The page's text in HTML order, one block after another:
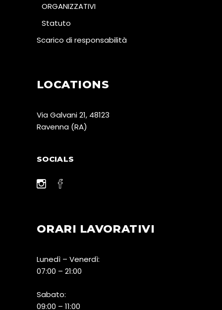
ORGANIZZATIVI
Statuto
Scarico di responsabilità
LOCATIONS
Via Galvani 21, 48123
Ravenna (RA)
SOCIALS
ORARI LAVORATIVI
Lunedì – Venerdì:
07:00 – 21:00
Sabato:
09:00 – 11:00